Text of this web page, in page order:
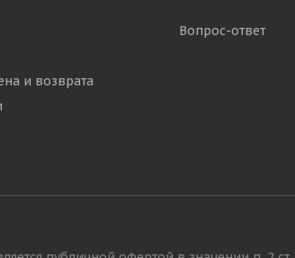
и возврата
Вопрос-ответ